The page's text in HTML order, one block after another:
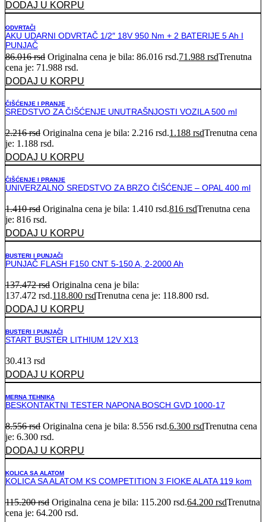
DODAJ U KORPU
ODVRTAČI
AKU UDARNI ODVRTAČ 1/2″ 18V 950 Nm + 2 BATERIJE 5 Ah I
PUNJAČ
86.016rsd Originalna cena je bila: 86.016 rsd.71.988 rsdTrenutna
cena je: 71.988 rsd.
DODAJ U KORPU
ČIŠĆENJE I PRANJE
SREDSTVO ZA ČIŠĆENJE UNUTRAŠNJOSTI VOZILA 500 ml
2.216rsd Originalna cena je bila: 2.216 rsd.1.188 rsdTrenutna cena
je: 1.188 rsd.
DODAJ U KORPU
ČIŠĆENJE I PRANJE
UNIVERZALNO SREDSTVO ZA BRZO ČIŠĆENJE – OPAL 400 ml
1.410rsd Originalna cena je bila: 1.410 rsd.816 rsdTrenutna cena
je: 816 rsd.
DODAJ U KORPU
BUSTERI I PUNJAČI
PUNJAČ FLASH F150 CNT 5-150 A, 2-2000 Ah
137.472rsd Originalna cena je bila:
137.472 rsd.118.800 rsdTrenutna cena je: 118.800 rsd.
DODAJ U KORPU
BUSTERI I PUNJAČI
START BUSTER LITHIUM 12V X13
30.413 rsd
DODAJ U KORPU
MERNA TEHNIKA
BESKONTAKTNI TESTER NAPONA BOSCH GVD 1000-17
8.556rsd Originalna cena je bila: 8.556 rsd.6.300 rsdTrenutna cena
je: 6.300 rsd.
DODAJ U KORPU
KOLICA SA ALATOM
KOLICA SA ALATOM KS COMPETITION 3 FIOKE ALATA 119 kom
115.200rsd Originalna cena je bila: 115.200 rsd.64.200 rsdTrenutna
cena je: 64.200 rsd.